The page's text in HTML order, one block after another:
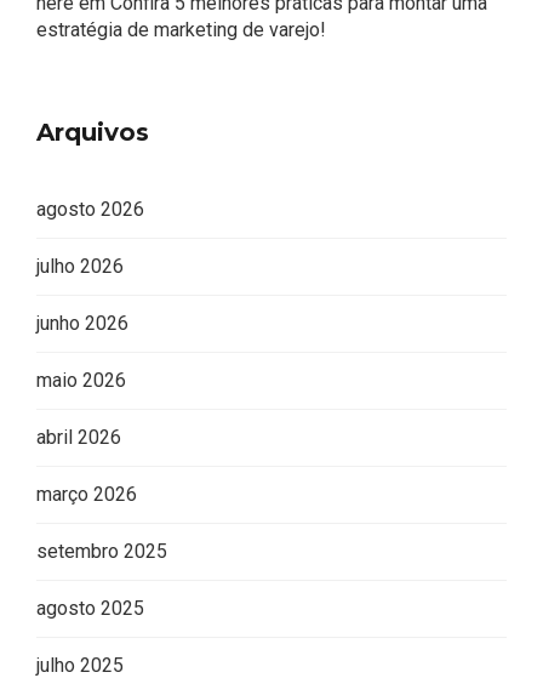
estratégia de marketing de varejo!
Arquivos
agosto 2026
julho 2026
junho 2026
maio 2026
abril 2026
março 2026
setembro 2025
agosto 2025
julho 2025
Editor Picks